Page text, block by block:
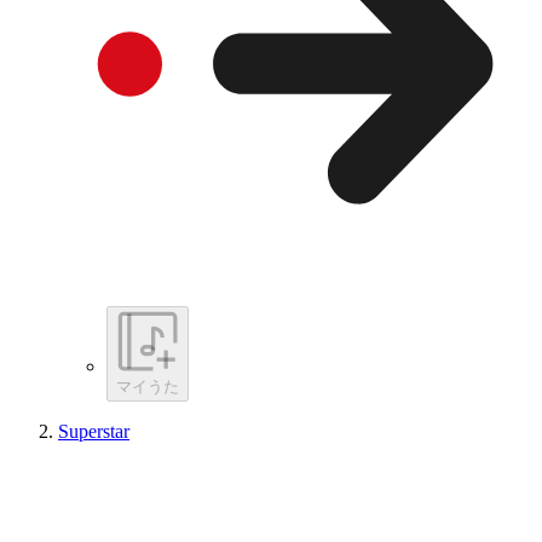
マイうた
Superstar